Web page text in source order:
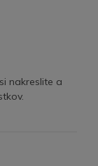
nakreslite a